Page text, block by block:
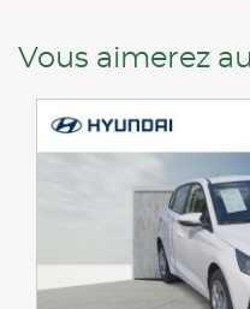
Vous aimerez